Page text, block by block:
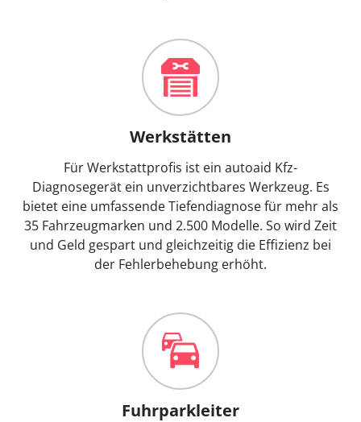
Werkstätten
Für Werkstattprofis ist ein autoaid Kfz-
Diagnosegerät ein unverzichtbares Werkzeug. Es
bietet eine umfassende Tiefendiagnose für mehr als
35 Fahrzeugmarken und 2.500 Modelle. So wird Zeit
und Geld gespart und gleichzeitig die Effizienz bei
der Fehlerbehebung erhöht.
Fuhrparkleiter